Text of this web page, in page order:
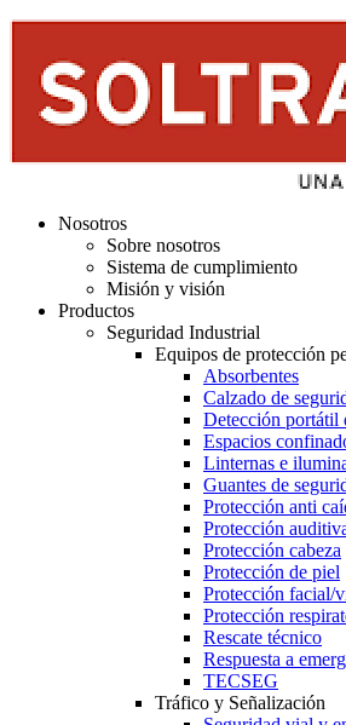
Nosotros
Sobre nosotros
Sistema de cumplimiento
Misión y visión
Productos
Seguridad Industrial
Equipos de protección
Absorbentes
Calzado de
Detección portátil
Espacios
Linternas e
Guantes de
Protección anti
Protección
Protección cabeza
Protección de piel
Protección facial/
Protección
Rescate técnico
Respuesta a
TECSEG
Tráfico y Señalización